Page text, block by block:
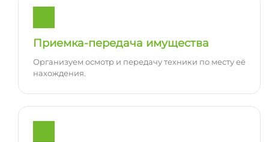
Приемка-передача имущества
Организуем осмотр и передачу техники по месту её
нахождения.